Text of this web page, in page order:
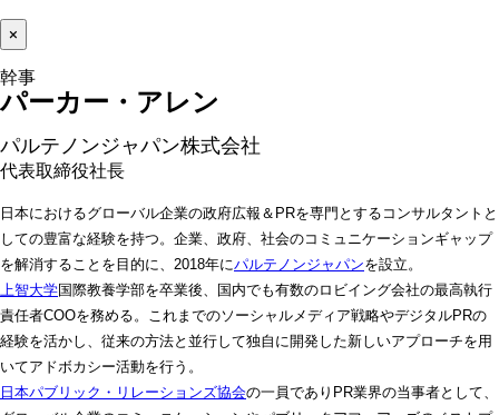
×
パーカー・アレン
パルテノンジャパン株式会社
代表取締役社長
日本におけるグローバル企業の政府広報＆PRを専門とするコンサルタントと
しての豊富な経験を持つ。企業、政府、社会のコミュニケーションギャップ
を解消することを目的に、2018年にパルテノンジャパンを設立。
上智大学国際教養学部を卒業後、国内でも有数のロビイング会社の最高執行
責任者COOを務める。これまでのソーシャルメディア戦略やデジタルPRの
経験を活かし、従来の方法と並行して独自に開発した新しいアプローチを用
いてアドボカシー活動を行う。
日本パブリック・リレーションズ協会の一員でありPR業界の当事者として、